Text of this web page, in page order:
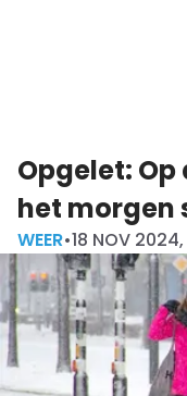
Opgelet:
het morgen
WEER•18 NOV 2024,